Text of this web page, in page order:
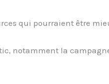
qui pourraient être
notamment la